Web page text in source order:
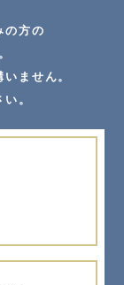
の方の
ません。
。